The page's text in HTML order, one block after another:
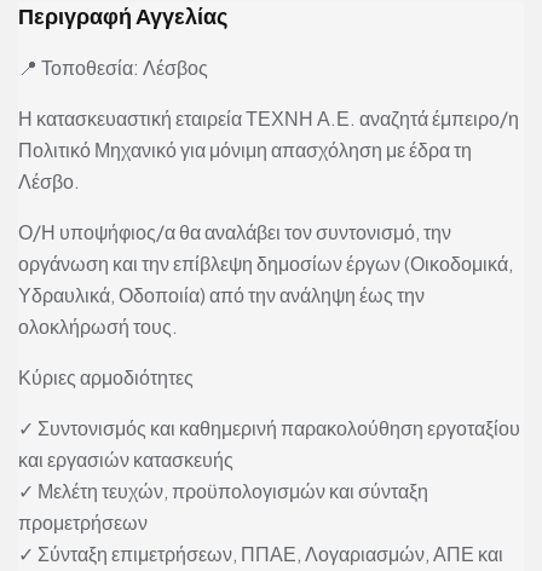
Περιγραφή Αγγελίας
📍 Τοποθεσία: Λέσβος
Η κατασκευαστική εταιρεία ΤΕΧΝΗ Α.Ε. αναζητά έμπειρο/η
Πολιτικό Μηχανικό για μόνιμη απασχόληση με έδρα τη
Λέσβο.
Ο/Η υποψήφιος/α θα αναλάβει τον συντονισμό, την
οργάνωση και την επίβλεψη δημοσίων έργων (Οικοδομικά,
Υδραυλικά, Οδοποιία) από την ανάληψη έως την
ολοκλήρωσή τους.
Κύριες αρμοδιότητες
✓ Συντονισμός και καθημερινή παρακολούθηση εργοταξίου
και εργασιών κατασκευής
✓ Μελέτη τευχών, προϋπολογισμών και σύνταξη
προμετρήσεων
✓ Σύνταξη επιμετρήσεων, ΠΠΑΕ, Λογαριασμών, ΑΠΕ και